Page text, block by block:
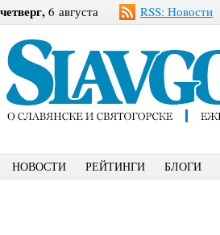
четверг, 6 августа RSS: Новости
НОВОСТИ РЕЙТИНГИ БЛОГИ